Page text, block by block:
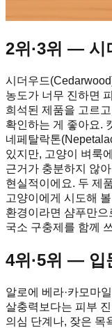
2위·3위 — 시
시더우드
농도가 너무 진하면
희석된 제품을 고르
확인하는 게 좋아요.
네페탈락톤
있지만, 고양이 벼룩
근거가 충분하지 않
현실적이에요. 두 제
고양이에게 시도해
환경이라면 샴푸만으
국소 구충제를 함께
4위·5위 — 입
알로에 베라·카모마
살충력보다는 피부
의심 단계나, 잦은 목